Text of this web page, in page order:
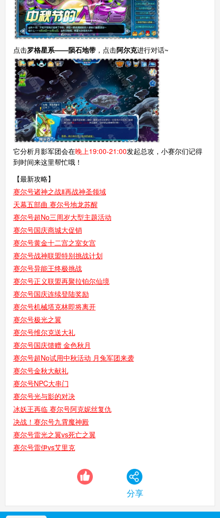
赛尔号手机版
点击罗格星系——陨石地带，点击阿尔克进行对话~
它分析月影军团会在晚上19:00-21:00发起总攻，小赛尔们记得
到时间来这里帮忙哦！
【最新攻略】
赛尔号诸神之战Ⅱ再战神圣领域
天幕五部曲 赛尔号地龙苏醒
赛尔号超No三周岁大型主题活动
赛尔号国庆商城大促销
赛尔号黄金十二宫之室女宫
赛尔号战神联盟特别挑战计划
赛尔号异能王终极挑战
赛尔号正义联盟再聚拉铂尔仙境
赛尔号国庆连续登陆奖励
赛尔号机械塔克林即将离开
赛尔号极光之翼
赛尔号维尔克送大礼
赛尔号国庆馈赠 金色秋月
赛尔号超No试用中秋活动 月兔军团来袭
赛尔号金秋大献礼
赛尔号NPC大串门
赛尔号光与影的对决
冰妖王再临 赛尔号阿克妮丝复仇
决战！赛尔号九霄魔神殿
赛尔号雷光之翼vs死亡之翼
赛尔号雷伊vs艾里克
分享